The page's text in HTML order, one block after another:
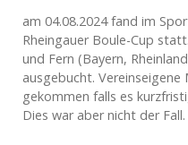
am 04.08.2024 fand im
Rheingauer Boule-Cup
und Fern (Bayern,
ausgebucht.
gekommen falls es
Dies war aber nicht der Fall.